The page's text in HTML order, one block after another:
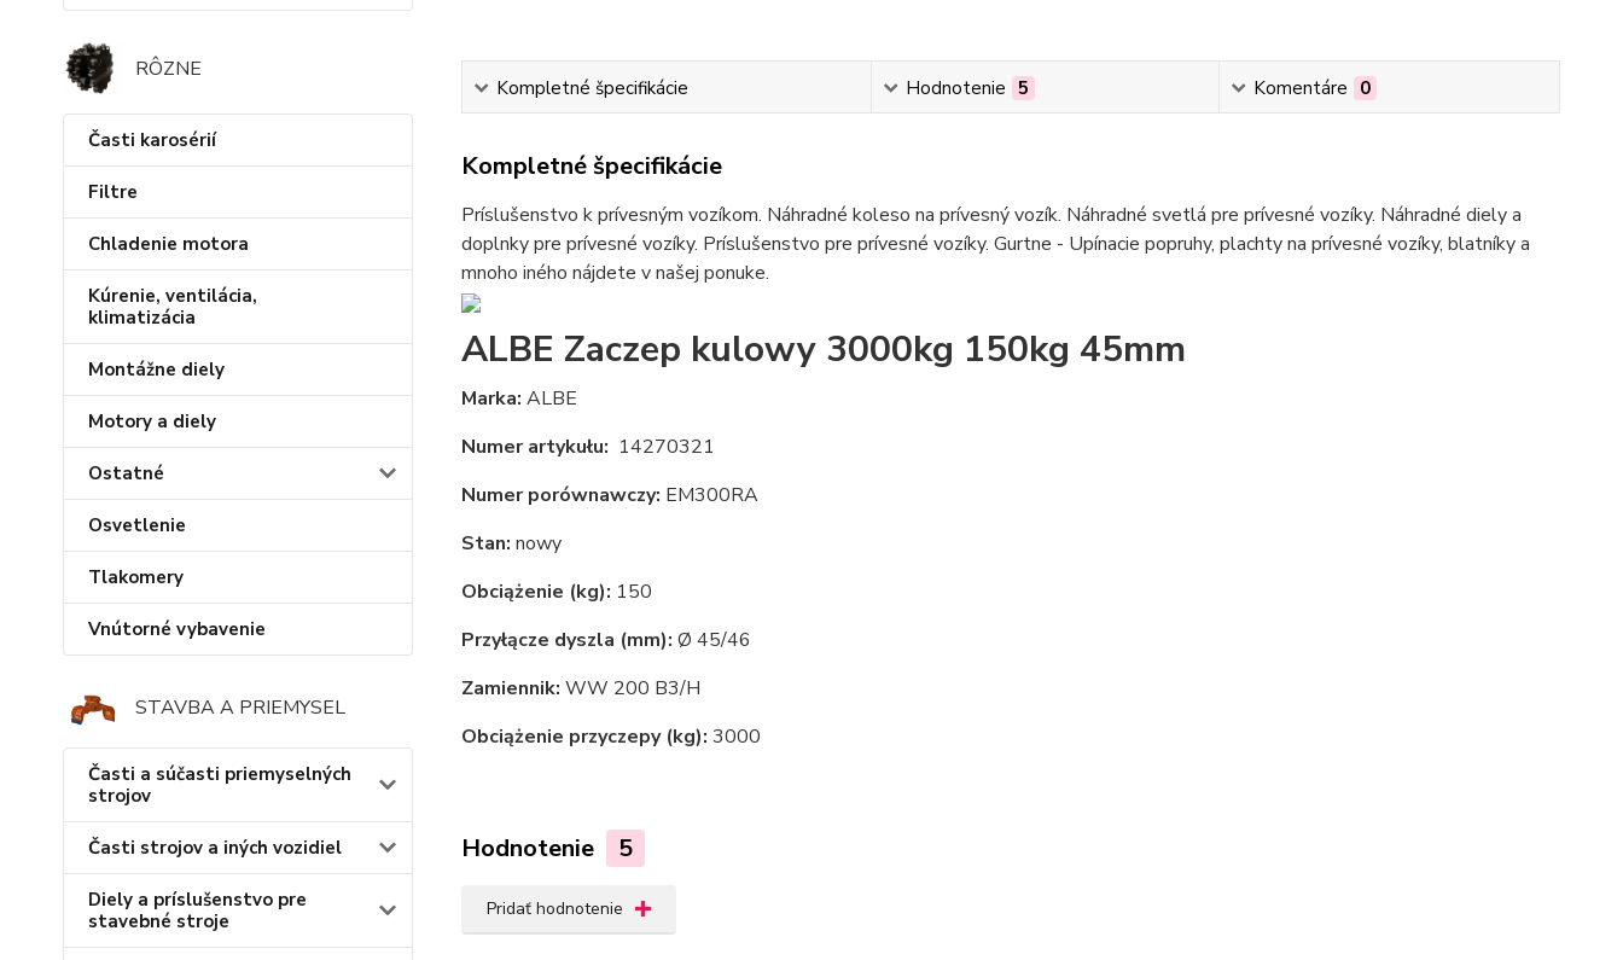
RÔZNE
Časti karosérií
Filtre
Chladenie motora
Kúrenie, ventilácia,
klimatizácia
Montážne diely
Motory a diely
Ostatné
Osvetlenie
Tlakomery
Vnútorné vybavenie
STAVBA A PRIEMYSEL
Časti a súčasti priemyselných
strojov
Časti strojov a iných vozidiel
Diely a príslušenstvo pre
stavebné stroje
Kompletné špecifikácie Hodnotenie 5 Komentáre 0
Kompletné špecifikácie
Príslušenstvo k prívesným vozíkom. Náhradné koleso na prívesný vozík. Náhradné svetlá pre prívesné vozíky. Náhradné diely a
doplnky pre prívesné vozíky. Príslušenstvo pre prívesné vozíky. Gurtne - Upínacie popruhy, plachty na prívesné vozíky, blatníky a
mnoho iného nájdete v našej ponuke.
ALBE Zaczep kulowy 3000kg 150kg 45mm
Marka: ALBE
Numer artykułu: 14270321
Numer porównawczy: EM300RA
Stan: nowy
Obciążenie (kg): 150
Przyłącze dyszla (mm): Ø 45/46
Zamiennik: WW 200 B3/H
Obciążenie przyczepy (kg): 3000
Hodnotenie 5
Pridať hodnotenie